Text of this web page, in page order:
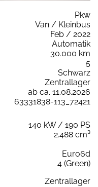
Pkw
Van / Kleinbus
Feb / 2022
Automatik
30.000 km
5
Schwarz
Zentrallager
ab ca. 11.08.2026
63331838-113_72421
140 kW / 190 PS
2.488 cm³
Euro6d
4 (Green)
Zentrallager